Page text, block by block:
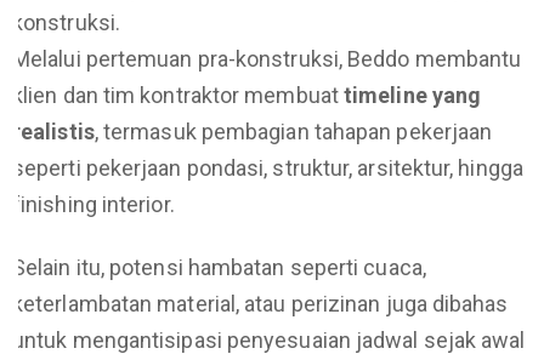
konstruksi.
Melalui pertemuan pra-konstruksi, Beddo membantu
klien dan tim kontraktor membuattimeline yang
realistis, termasuk pembagian tahapan pekerjaan
seperti pekerjaan pondasi, struktur, arsitektur, hingga
finishing interior.
Selain itu, potensi hambatan seperti cuaca,
keterlambatan material, atau perizinan juga dibahas
untuk mengantisipasi penyesuaian jadwal sejak awal.